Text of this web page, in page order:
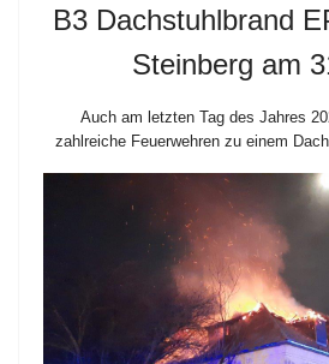
B3 Dachstuhlbrand
Steinberg am
Auch am letzten Tag des Jahres
zahlreiche Feuerwehren zu einem